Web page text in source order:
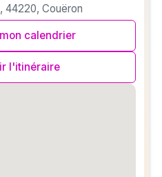
44220, Couëron
calendrier
l'itinéraire